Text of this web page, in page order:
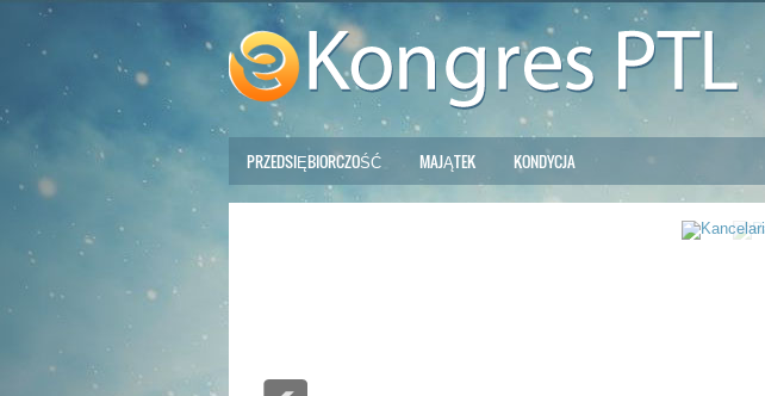
PRZEDSIĘBIORCZOŚĆ MAJĄTEK KONDYCJA